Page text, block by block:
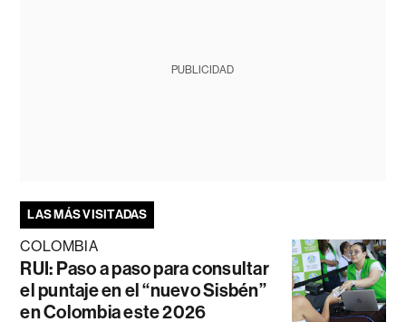
PUBLICIDAD
LAS MÁS VISITADAS
COLOMBIA
RUI: Paso a paso para consultar
el puntaje en el “nuevo Sisbén”
en Colombia este 2026